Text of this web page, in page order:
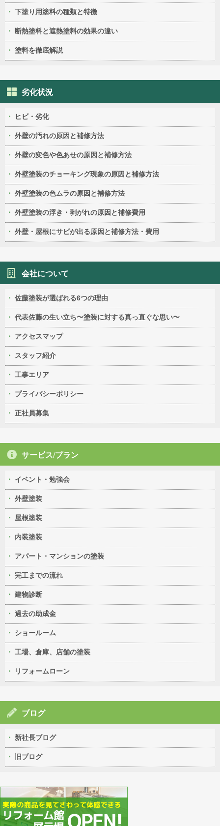
下塗り用塗料の種類と特徴
断熱塗料と遮熱塗料の効果の違い
塗料を徹底解説
劣化状況
ヒビ・劣化
外壁の汚れの原因と補修方法
外壁の変色や色あせの原因と補修方法
外壁塗装のチョーキング現象の原因と補修方法
外壁塗装の色ムラの原因と補修方法
外壁塗装の浮き・剥がれの原因と補修費用
外壁・屋根にサビが出る原因と補修方法・費用
会社について
佐藤塗装が選ばれる6つの理由
代表佐藤の生い立ち〜塗装に対する真っ直ぐな思い〜
アクセスマップ
スタッフ紹介
工事エリア
プライバシーポリシー
正社員募集
サービス/プラン
イベント・勉強会
外壁塗装
屋根塗装
内装塗装
アパート・マンションの塗装
完工までの流れ
建物診断
過去の助成金
ショールーム
工場、倉庫、店舗の塗装
リフォームローン
ブログ
新社長ブログ
旧ブログ